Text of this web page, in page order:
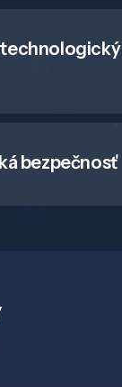
O nás
bezpečnosť